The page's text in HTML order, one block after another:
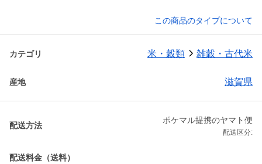
この商品のタイプについて
カテゴリ 米・穀類 雑穀・古代米
産地 滋賀県
配送方法
ポケマル提携のヤマト便
配送区分:
配送料金（送料）